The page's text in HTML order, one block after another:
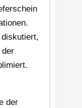
der
der